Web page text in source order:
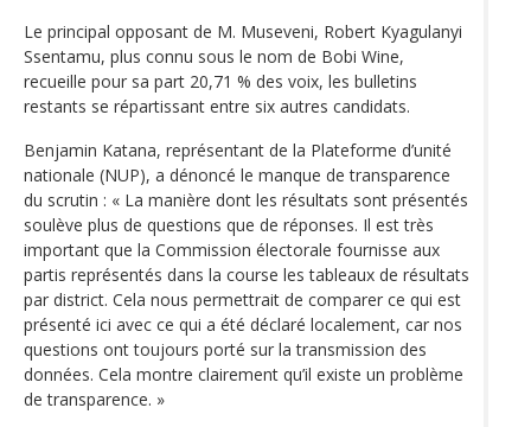
Le principal opposant de M. Museveni, Robert Kyagulanyi
Ssentamu, plus connu sous le nom de Bobi Wine,
recueille pour sa part 20,71 % des voix, les bulletins
restants se répartissant entre six autres candidats.
Benjamin Katana, représentant de la Plateforme d’unité
nationale (NUP), a dénoncé le manque de transparence
du scrutin : « La manière dont les résultats sont présentés
soulève plus de questions que de réponses. Il est très
important que la Commission électorale fournisse aux
partis représentés dans la course les tableaux de résultats
par district. Cela nous permettrait de comparer ce qui est
présenté ici avec ce qui a été déclaré localement, car nos
questions ont toujours porté sur la transmission des
données. Cela montre clairement qu’il existe un problème
de transparence. »